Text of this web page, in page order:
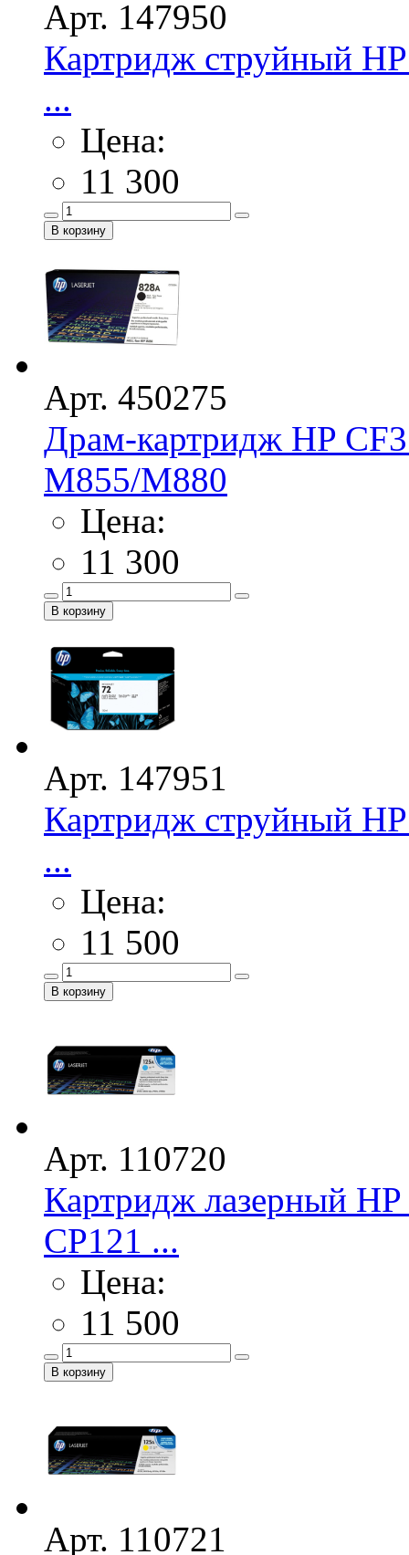
Арт. 147950
Картридж струйный
...
Цена:
11 300
Арт. 450275
Драм-картридж HP
M855/M880
Цена:
11 300
Арт. 147951
Картридж струйный
...
Цена:
11 500
Арт. 110720
Картридж лазерный
CP121 ...
Цена:
11 500
Арт. 110721